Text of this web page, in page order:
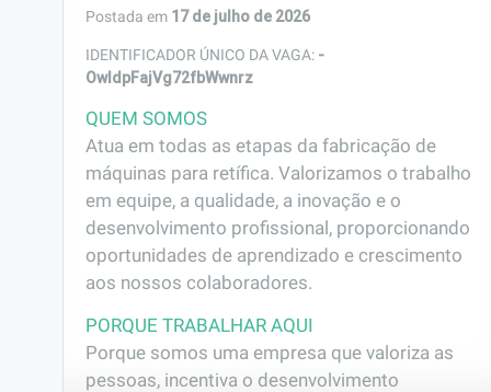
Postada em 17 de julho de 2026
IDENTIFICADOR ÚNICO DA VAGA: -
OwIdpFajVg72fbWwnrz
QUEM SOMOS
Atua em todas as etapas da fabricação de
máquinas para retífica. Valorizamos o trabalho
em equipe, a qualidade, a inovação e o
desenvolvimento profissional, proporcionando
oportunidades de aprendizado e crescimento
aos nossos colaboradores.
PORQUE TRABALHAR AQUI
Porque somos uma empresa que valoriza as
pessoas, incentiva o desenvolvimento